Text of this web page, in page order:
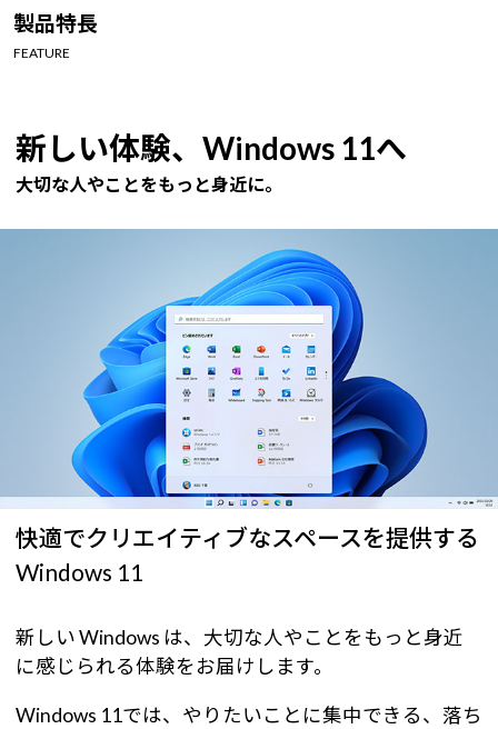
Windows 11
製品特長
FEATURE
新しい体験、Windows 11へ
大切な人やことをもっと身近に。
快適でクリエイティブなスペースを提供する
Windows 11
新しい Windows は、大切な人やことをもっと身近
に感じられる体験をお届けします。
Windows 11では、やりたいことに集中できる、落ち